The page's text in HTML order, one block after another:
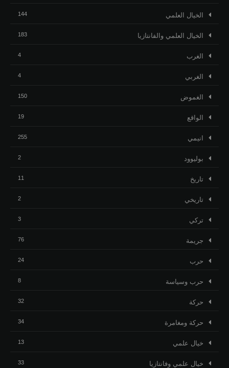
الخيال العلمي 144
الخيال العلمي والفانتازيا 183
الغرب 4
الغربي 4
الغموض 150
الواقع 19
انيمي 255
بوليوود 2
تاريخ 11
تاريخي 2
تركي 3
جريمة 76
حرب 24
حرب وسياسة 8
حركة 32
حركة ومغامرة 34
خيال علمي 13
خيال علمي وفانتازيا 33